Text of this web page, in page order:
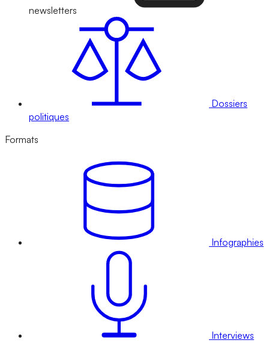
newsletters
Dossiers
politiques
Formats
Infographies
Interviews